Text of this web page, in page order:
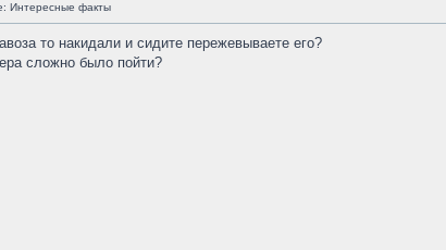
Интересные факты
то накидали и сидите пережевываете его?
сложно было пойти?